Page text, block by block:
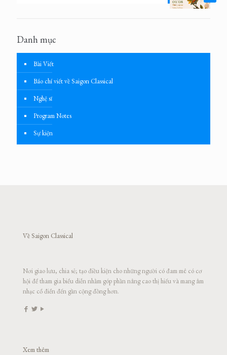
Danh mục
Bài Viết
Báo chí viết về Saigon Classical
Nghệ sĩ
Program Notes
Sự kiện
Về Saigon Classical
Nơi giao lưu, chia sẻ; tạo điều kiện cho những người có đam mê có cơ
hội để tham gia biểu diễn nhằm góp phần nâng cao thị hiếu và mang âm
nhạc cổ điển đến gần cộng đồng hơn.
Xem thêm